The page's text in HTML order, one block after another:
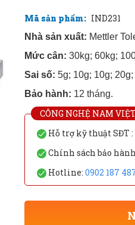
Mã sản phẩm: IND231
Nhà sản xuất: Mettler
Mức cân: 30kg; 60kg;
Sai số: 5g; 10g; 10g;
Bảo hành: 12 tháng.
CÔNG NGHỆ NAM
Hỗ trợ kỹ thuật SĐT :
Chính sách bảo
Hotline: 0902 187